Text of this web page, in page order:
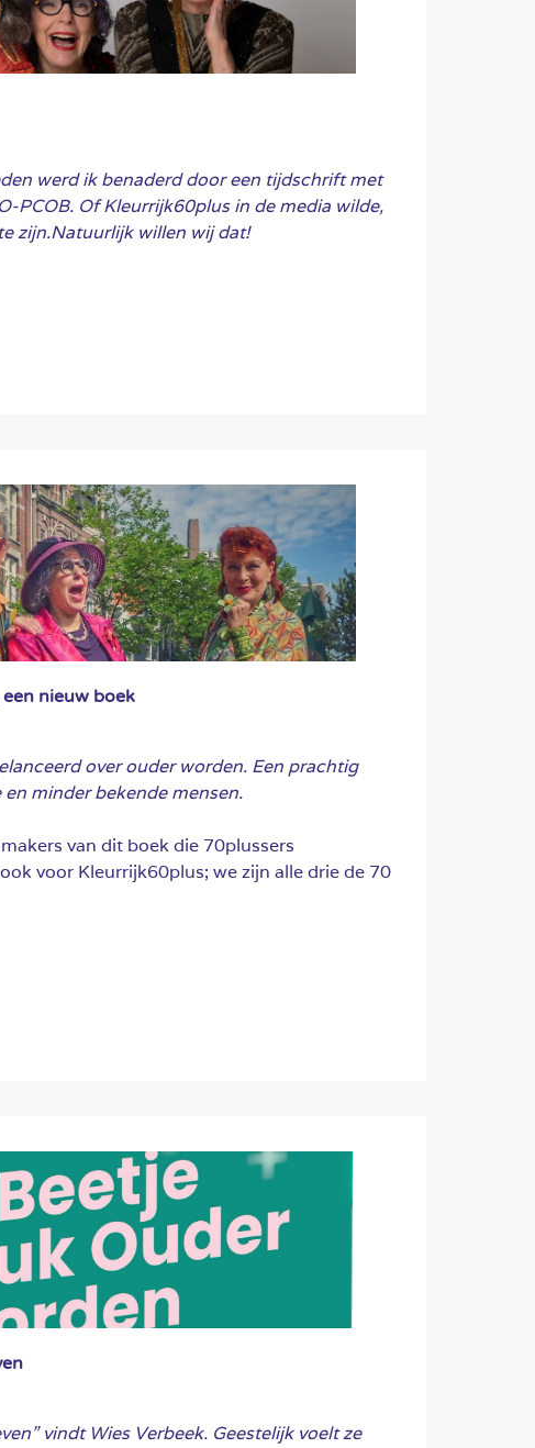
werd ik benaderd door een tijdschrift met
PCOB. Of Kleurrijk60plus in de media wilde,
zijn.Natuurlijk willen wij dat!
nieuw boek
over ouder worden. Een prachtig
minder bekende mensen.
van dit boek die 70plussers
voor Kleurrijk60plus; we zijn alle drie de 70
vindt Wies Verbeek. Geestelijk voelt ze